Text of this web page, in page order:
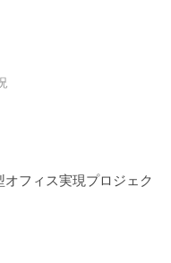
フィス実現プロジェク